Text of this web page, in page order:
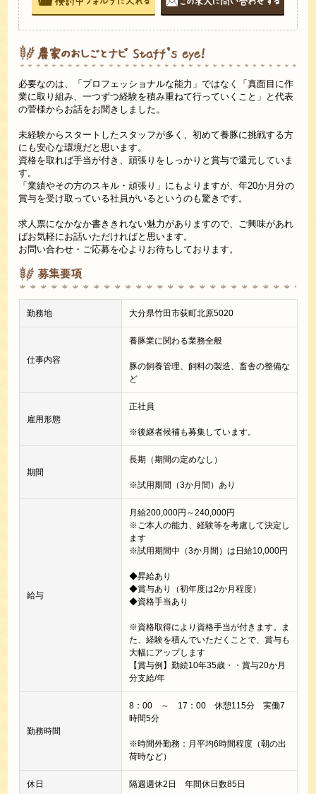
必要なのは、「プロフェッショナルな能力」ではなく「真面目に作
業に取り組み、一つずつ経験を積み重ねて行っていくこと」と代表
の菅様からお話をお聞きしました。
未経験からスタートしたスタッフが多く、初めて養豚に挑戦する方
にも安心な環境だと思います。
資格を取れば手当が付き、頑張りをしっかりと賞与で還元していま
す。
「業績やその方のスキル・頑張り」にもよりますが、年20か月分の
賞与を受け取っている社員がいるというのも驚きです。
求人票になかなか書ききれない魅力がありますので、ご興味があれ
ばお気軽にお話いただければと思います。
お問い合わせ・ご応募を心よりお待ちしております。
募集要項
勤務地 大分県竹田市荻町北原5020
仕事内容
養豚業に関わる業務全般
豚の飼養管理、飼料の製造、畜舎の整備な
ど
雇用形態
正社員
※後継者候補も募集しています。
期間
長期（期間の定めなし）
※試用期間（3か月間）あり
給与
月給200,000円～240,000円
※ご本人の能力、経験等を考慮して決定し
ます
※試用期間中（3か月間）は日給10,000円
◆昇給あり
◆賞与あり（初年度は2か月程度）
◆資格手当あり
※資格取得により資格手当が付きます。ま
た、経験を積んでいただくことで、賞与も
大幅にアップします
【賞与例】勤続10年35歳・・賞与20か月
分支給/年
勤務時間
8：00 ～ 17：00 休憩115分 実働7
時間5分
※時間外勤務：月平均6時間程度（朝の出
荷時など）
休日 隔週週休2日 年間休日数85日